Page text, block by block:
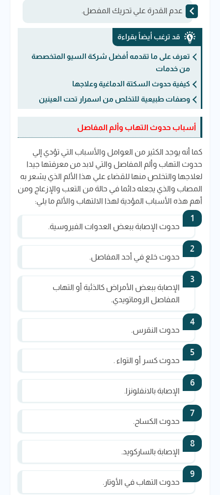
عدم القدرة علي تحريك المفصل.
قد ترغب أيضاً بقراءة
تعرف على ما تقدمه أفضل شركة السيو المتخصصة
من خدمات
كيفية حدوث السكتة الدماغية وعلاجها
وصفات طبيعية للتخلص من اسمرار تحت العينين
أسباب حدوث التهاب وألم المفاصل
كما أنه يوجد الكثير من العوامل والأسباب التي تؤدي إلي
حدوث التهاب وألم المفاصل والتي لابد من معرفتها جيدا
لعلاجها والتخلص منها للقضاء علي هذا الألم الذي يشعر به
المصاب والذي يجعله دائما في حالة من التعب والإزعاج ومن
أهم هذه الأسباب المؤدية لهذا الالتهاب والألم ما يلي:
حدوث الإصابة ببعض العدوات الفيروسية.
حدوث خلع في أحد المفاصل.
الإصابة ببعض الأمراض كالذئبة أو التهاب
المفاصل الروماتويدي.
حدوث النقرس.
حدوث كسر أو التواء .
الإصابة بالانفلونزا.
حدوث الكساح.
الإصابة بالساركويد.
حدوث التهاب في الأوتار.